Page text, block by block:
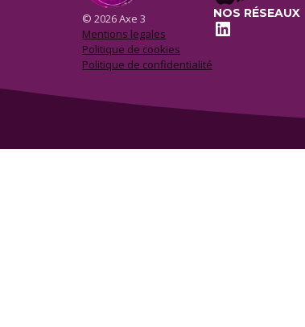
© 2026 Axe 3
Mentions legales
Politique de cookies
Politique de confidentialité
NOS RÉSEAUX
LinkedIn